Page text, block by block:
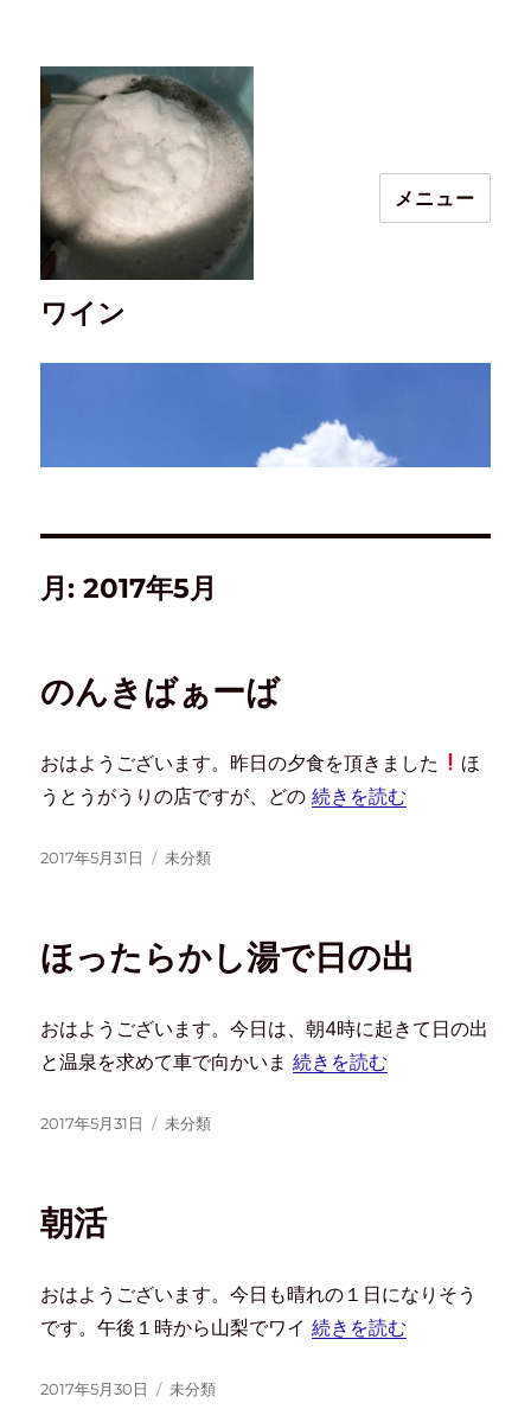
ワイン
メニュー
月:2017年5月
のんきばぁーば
おはようございます。昨日の夕食を頂きました
ほ
うとうがうりの店ですが、どの続きを読む
2017年5月31日 未分類
ほったらかし湯で日の出
おはようございます。今日は、朝4時に起きて日の出
と温泉を求めて車で向かいま続きを読む
2017年5月31日 未分類
朝活
おはようございます。今日も晴れの１日になりそう
です。午後１時から山梨でワイ続きを読む
2017年5月30日 未分類